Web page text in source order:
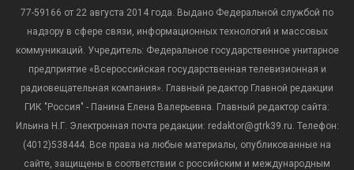
77-59166 от 22 августа 2014 года. Выдано Федеральной службой по
надзору в сфере связи, информационных технологий и массовых
коммуникаций. Учредитель: Федеральное государственное унитарное
предприятие «Всероссийская государственная телевизионная и
радиовещательная компания». Главный редактор Главной редакции
ГИК "Россия" - Панина Елена Валерьевна. Главный редактор сайта:
Ильина Н.Г. Электронная почта редакции: redaktor@gtrk39.ru. Телефон:
(4012)538444. Все права на любые материалы, опубликованные на
сайте, защищены в соответствии с российским и международным